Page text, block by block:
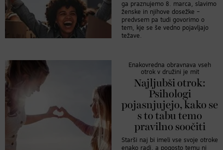
ga praznujemo 8. marca, slavimo
ženske in njihove dosežke –
predvsem pa tudi govorimo o
tem, kje se še vedno pojavljajo
težave.
Enakovredna obravnava vseh
otrok v družini je mit
Najljubši otrok:
Psihologi
pojasnjujejo, kako se
s to tabu temo
pravilno soočiti
Starši naj bi imeli vse svoje otroke
enako radi, a pogosto temu ni